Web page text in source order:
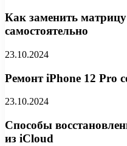
Как заменить
самостоятельно
23.10.2024
Ремонт iPhone 12 Pro
23.10.2024
Способы
из iCloud